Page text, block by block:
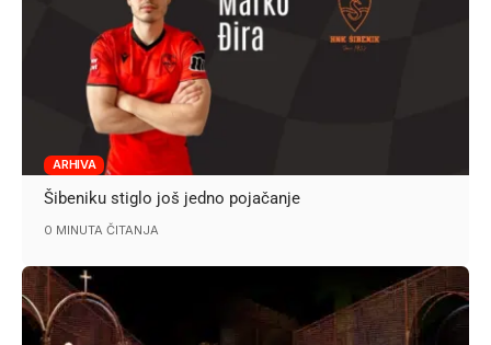
ARHIVA
Šibeniku stiglo još jedno pojačanje
0 MINUTA ČITANJA